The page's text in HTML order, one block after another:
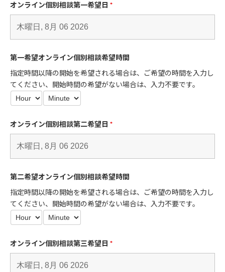
オンライン個別相談第一希望日 *
第一希望オンライン個別相談希望時間
指定時間以降の開始を希望される場合は、ご希望の時間を入力し
てください、開始時間の希望がない場合は、入力不要です。
オンライン個別相談第二希望日 *
第二希望オンライン個別相談希望時間
指定時間以降の開始を希望される場合は、ご希望の時間を入力し
てください、開始時間の希望がない場合は、入力不要です。
オンライン個別相談第三希望日 *